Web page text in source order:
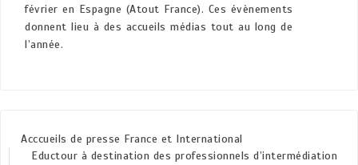
février en Espagne (Atout France). Ces évènements
donnent lieu à des accueils médias tout au long de
l’année.
Acccueils de presse France et International
Eductour à destination des professionnels d’intermédiation